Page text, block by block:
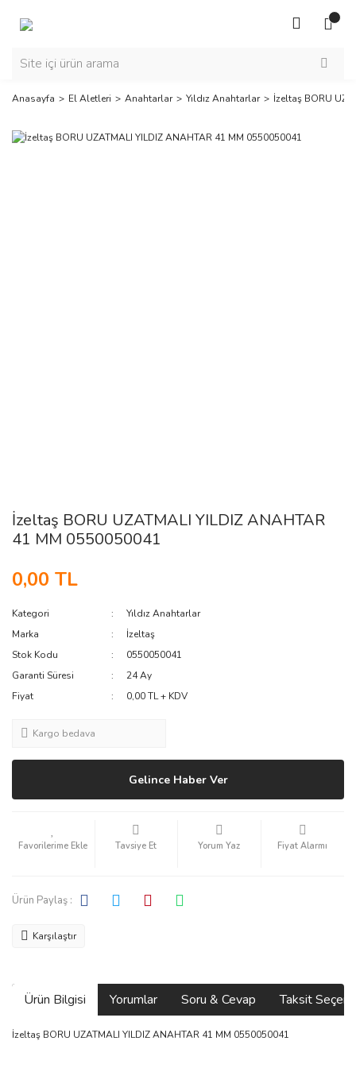
Anasayfa El Aletleri Anahtarlar Yıldız Anahtarlar İzeltaş BORU
İzeltaş BORU UZATMALI YILDIZ ANAHTAR
41 MM 0550050041
0,00 TL
Kategori
Yıldız Anahtarlar
Marka
İzeltaş
Stok Kodu
0550050041
Garanti Süresi
24 Ay
Fiyat
0,00 TL + KDV
Kargo bedava
Gelince Haber Ver
Tavsiye Et Yorum Yaz Fiyat Alarmı
Ürün Paylaş :
Karşılaştır
Ürün Bilgisi Yorumlar Soru & Cevap Taksit
İzeltaş BORU UZATMALI YILDIZ ANAHTAR 41 MM 0550050041